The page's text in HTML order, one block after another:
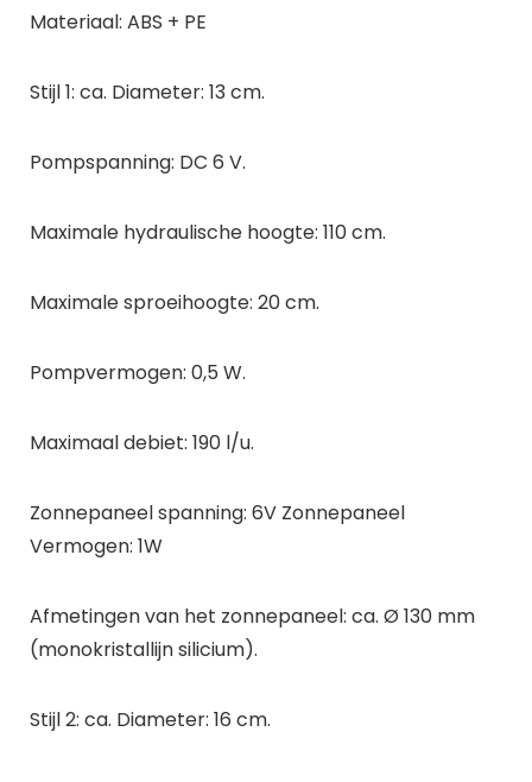
Materiaal: ABS + PE
Stijl 1: ca. Diameter: 13 cm.
Pompspanning: DC 6 V.
Maximale hydraulische hoogte: 110 cm.
Maximale sproeihoogte: 20 cm.
Pompvermogen: 0,5 W.
Maximaal debiet: 190 l/u.
Zonnepaneel spanning: 6V Zonnepaneel
Vermogen: 1W
Afmetingen van het zonnepaneel: ca. Ø 130 mm
(monokristallijn silicium).
Stijl 2: ca. Diameter: 16 cm.